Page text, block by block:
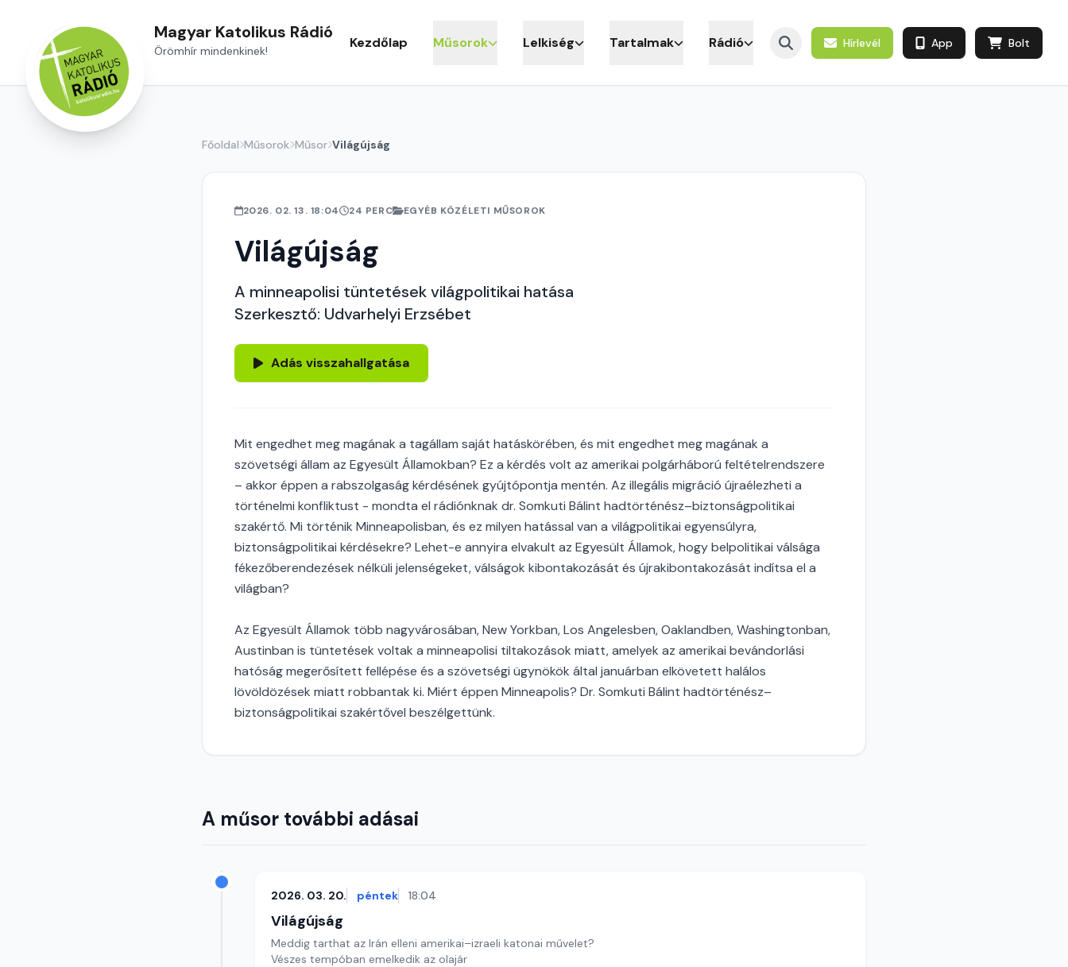
Magyar Katolikus Rádió
Örömhír mindenkinek! Kezdőlap Műsorok Lelkiség Tartalmak Rádió Hírlevél App Bolt
Főoldal Műsorok Műsor Világújság
2026. 02. 13. 18:04 24 PERC EGYÉB KÖZÉLETI MŰSOROK
Világújság
A minneapolisi tüntetések világpolitikai hatása
Szerkesztő: Udvarhelyi Erzsébet
Adás visszahallgatása
Mit engedhet meg magának a tagállam saját hatáskörében, és mit engedhet meg magának a
szövetségi állam az Egyesült Államokban? Ez a kérdés volt az amerikai polgárháború feltételrendszere
– akkor éppen a rabszolgaság kérdésének gyújtópontja mentén. Az illegális migráció újraélezheti a
történelmi konfliktust - mondta el rádiónknak dr. Somkuti Bálint hadtörténész–biztonságpolitikai
szakértő. Mi történik Minneapolisban, és ez milyen hatással van a világpolitikai egyensúlyra,
biztonságpolitikai kérdésekre? Lehet-e annyira elvakult az Egyesült Államok, hogy belpolitikai válsága
fékezőberendezések nélküli jelenségeket, válságok kibontakozását és újrakibontakozását indítsa el a
világban?
Az Egyesült Államok több nagyvárosában, New Yorkban, Los Angelesben, Oaklandben, Washingtonban,
Austinban is tüntetések voltak a minneapolisi tiltakozások miatt, amelyek az amerikai bevándorlási
hatóság megerősített fellépése és a szövetségi ügynökök által januárban elkövetett halálos
lövöldözések miatt robbantak ki. Miért éppen Minneapolis? Dr. Somkuti Bálint hadtörténész–
biztonságpolitikai szakértővel beszélgettünk.
A műsor további adásai
2026. 03. 20. péntek 18:04
Világújság
Meddig tarthat az Irán elleni amerikai–izraeli katonai művelet?
Vészes tempóban emelkedik az olajár